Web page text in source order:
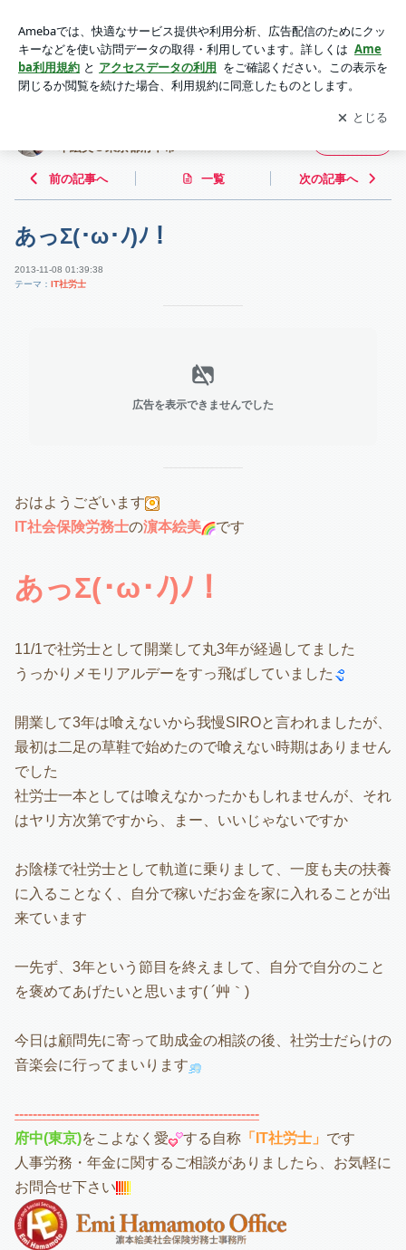
本絵美＠東京都府中市~
アプリをダウンロードして ブログの更新通知
を受け取りまし
ょう。
開く
本絵美＠東京都府中市~
前の記事へ 一覧 次の記事へ
あっΣ(･ω･ﾉ)ﾉ！
2013-11-08 01:39:38
テーマ： IT社労士
広告を表示できませんでした
おはようございます
IT社会保険労務士の濵本絵美 です
あっΣ(･ω･ﾉ)ﾉ！
11/1で社労士として開業して丸3年が経過してました
うっかりメモリアルデーをすっ飛ばしていました
開業して3年は喰えないから我慢SIROと言われましたが、
最初は二足の草鞋で始めたので喰えない時期はありません
でした
社労士一本としては喰えなかったかもしれませんが、それ
はヤリ方次第ですから、まー、いいじゃないですか
お陰様で社労士として軌道に乗りまして、一度も夫の扶養
に入ることなく、自分で稼いだお金を家に入れることが出
来ています
一先ず、3年という節目を終えまして、自分で自分のこと
を褒めてあげたいと思います( ´艸｀)
今日は顧問先に寄って助成金の相談の後、社労士だらけの
音楽会に行ってまいります
------------------------------------------------------
府中(東京)をこよなく愛 する自称 「IT社労士」 です
人事労務・年金に関するご相談がありましたら、お気軽に
お問合せ下さい